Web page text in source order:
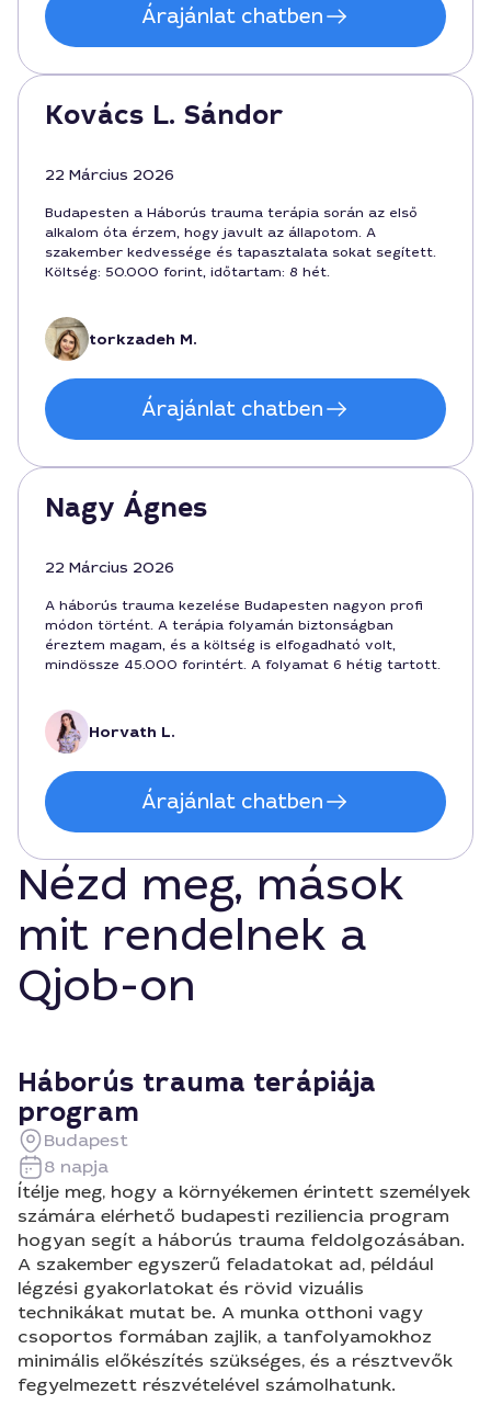
Árajánlat chatben
Kovács L. Sándor
22 Március 2026
Budapesten a Háborús trauma terápia során az első
alkalom óta érzem, hogy javult az állapotom. A
szakember kedvessége és tapasztalata sokat segített.
Költség: 50.000 forint, időtartam: 8 hét.
torkzadeh M.
Árajánlat chatben
Nagy Ágnes
22 Március 2026
A háborús trauma kezelése Budapesten nagyon profi
módon történt. A terápia folyamán biztonságban
éreztem magam, és a költség is elfogadható volt,
mindössze 45.000 forintért. A folyamat 6 hétig tartott.
Horvath L.
Árajánlat chatben
Nézd meg, mások
mit rendelnek a
Qjob-on
Háborús trauma terápiája
program
Budapest
8 napja
Ítélje meg, hogy a környékemen érintett személyek
számára elérhető budapesti reziliencia program
hogyan segít a háborús trauma feldolgozásában.
A szakember egyszerű feladatokat ad, például
légzési gyakorlatokat és rövid vizuális
technikákat mutat be. A munka otthoni vagy
csoportos formában zajlik, a tanfolyamokhoz
minimális előkészítés szükséges, és a résztvevők
fegyelmezett részvételével számolhatunk.